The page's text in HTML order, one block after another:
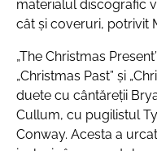
materialul discografic
cât și coveruri, potrivit
„The Christmas
„Christmas Past” și
duete cu cântăreții
Cullum, cu pugilistul
Conway. Acesta a